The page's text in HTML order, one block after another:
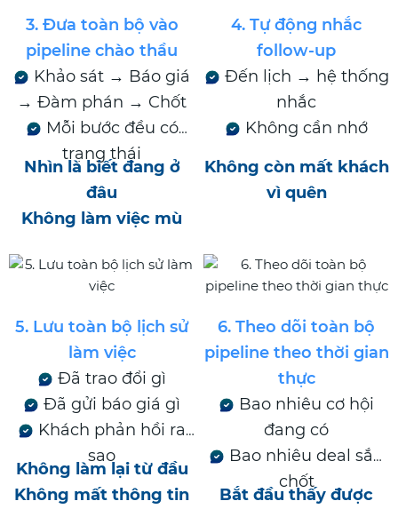
3. Đưa toàn bộ vào
pipeline chào thầu
Khảo sát → Báo giá
→ Đàm phán → Chốt
Mỗi bước đều có
trạng thái
Nhìn là biết đang ở
đâu
Không làm việc mù
4. Tự động nhắc
follow-up
Đến lịch → hệ thống
nhắc
Không cần nhớ
Không còn mất khách
vì quên
5. Lưu toàn bộ lịch sử
làm việc
Đã trao đổi gì
Đã gửi báo giá gì
Khách phản hồi ra
sao
Không làm lại từ đầu
Không mất thông tin
6. Theo dõi toàn bộ
pipeline theo thời gian
thực
Bao nhiêu cơ hội
đang có
Bao nhiêu deal sắp
chốt
Bắt đầu thấy được